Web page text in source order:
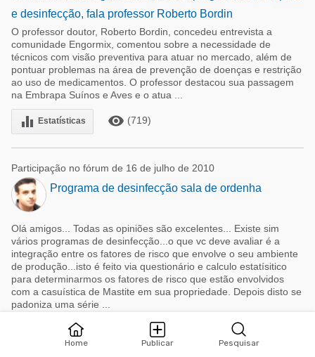
Home Publicar Pesquisar
e desinfecção, fala professor Roberto Bordin
O professor doutor, Roberto Bordin, concedeu entrevista a
comunidade Engormix, comentou sobre a necessidade de
técnicos com visão preventiva para atuar no mercado, além de
pontuar problemas na área de prevenção de doenças e restrição
ao uso de medicamentos. O professor destacou sua passagem
na Embrapa Suínos e Aves e o atua ...
equalizer Estatísticas remove_red_eye (719)
Participação no fórum de 16 de julho de 2010
Programa de desinfecção sala de ordenha
Olá amigos... Todas as opiniões são excelentes... Existe sim
vários programas de desinfecção...o que vc deve avaliar é a
integração entre os fatores de risco que envolve o seu ambiente
de produção...isto é feito via questionário e calculo estatísitico
para determinarmos os fatores de risco que estão envolvidos
com a casuística de Mastite em sua propriedade. Depois disto se
padoniza uma série ...